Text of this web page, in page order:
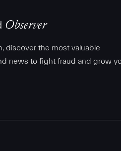
Observer
discover the most valuable
news to fight fraud and grow